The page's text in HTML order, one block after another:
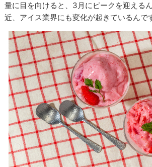
量に目を向けると、3月にピークを迎える
近、アイス業界にも変化が起きているんで